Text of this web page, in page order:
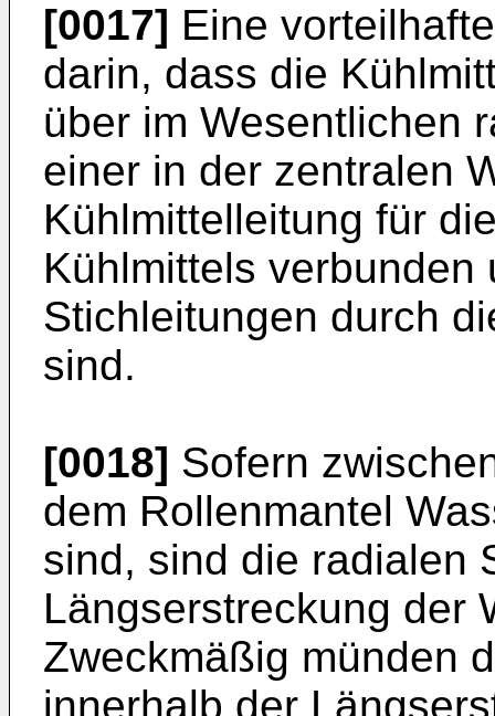
[0017] Eine
darin, dass die
über im Wesentlichen
einer in der zentralen
Kühlmittelleitung für
Kühlmittels verbunden
Stichleitungen durch
sind.
[0018] Sofern
dem Rollenmantel
sind, sind die radialen
Längserstreckung der
Zweckmäßig münden
innerhalb der